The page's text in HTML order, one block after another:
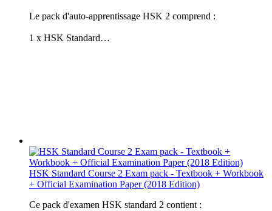
Le pack d'auto-apprentissage HSK 2 comprend :
1 x HSK Standard…
HSK Standard Course 2 Exam pack - Textbook + Workbook
+ Official Examination Paper (2018 Edition)
Ce pack d'examen HSK standard 2 contient :